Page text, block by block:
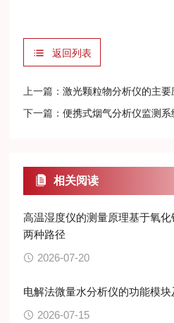
返回列表
上一篇：激光颗粒物分析仪的主要
下一篇：便携式烟气分析仪监测系
相关阅读
高温湿度仪的测量原理基于氧
两种路径
2026-07-20
电解法微量水分析仪的功能模块
2026-07-15